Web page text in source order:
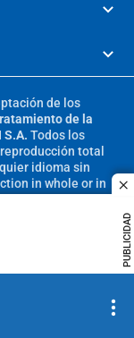
PUBLICIDAD
de los
de la
S.A. Todos los
total
idioma sin
in whole or in